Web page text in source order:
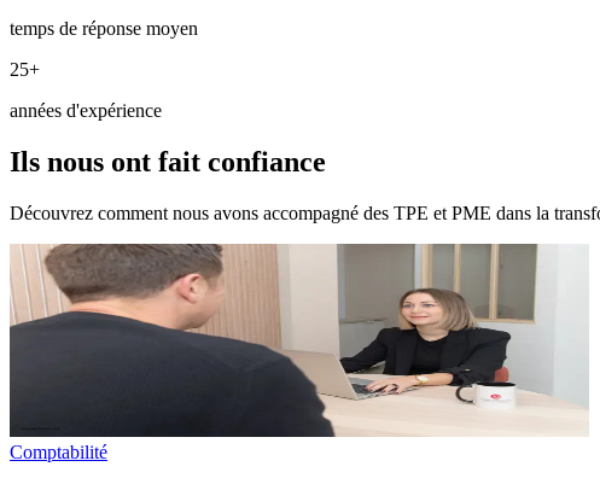
temps de réponse moyen
25+
années d'expérience
Ils nous ont fait confiance
Découvrez comment nous avons accompagné des TPE et PME dans la
Comptabilité